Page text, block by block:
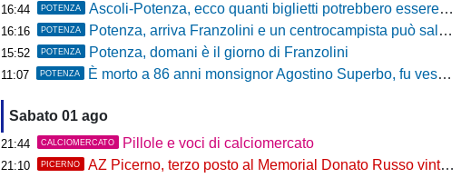
16:44 POTENZA Ascoli-Potenza, ecco quanti biglietti potrebbero essere disponibili per il settore ospiti
16:16 POTENZA Potenza, arriva Franzolini e un centrocampista può salutare
15:52 POTENZA Potenza, domani è il giorno di Franzolini
11:07 POTENZA È morto a 86 anni monsignor Agostino Superbo, fu vescovo di Potenza
Sabato 01 ago
21:44 CALCIOMERCATO Pillole e voci di calciomercato
21:10 PICERNO AZ Picerno, terzo posto al Memorial Donato Russo vinto dal Crotone